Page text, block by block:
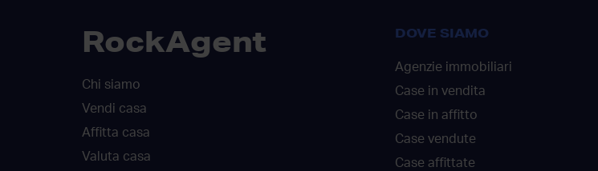
RockAgent
Chi siamo
Vendi casa
Affitta casa
Valuta casa
DOVE SIAMO
Agenzie immobiliari
Case in vendita
Case in affitto
Case vendute
Case affittate